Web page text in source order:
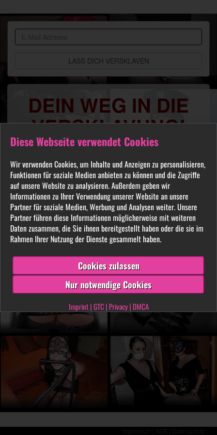
Diese Webseite verwendet Cookies
Wir verwenden Cookies, um Inhalte und Anzeigen zu personalisieren,
Funktionen für soziale Medien anbieten zu können und die Zugriffe
auf unsere Website zu analysieren. Außerdem geben wir
Informationen zu Ihrer Verwendung unserer Website an unsere
Partner für soziale Medien, Werbung und Analysen weiter. Unsere
Partner führen diese Informationen möglicherweise mit weiteren
Daten zusammen, die Sie ihnen bereitgestellt haben oder die sie im
Rahmen Ihrer Nutzung der Dienste gesammelt haben.
Cookies zulassen
Nur notwendige Cookies
Imprint|GTC | Privacy| DMCA
DEIN WEG IN DIE
VERSKLAVUNG!
Du sehnst Dich danach benutzt, manipuliert,
gequält oder ausgelacht zu werden? Jeder
FETISCH ist in unserer Community willkommen
und auch Du wirst hier Deine Herrin finden, die
Dich Schritt für Schritt in das Sklavenleben deiner
Träume führt. Lebe deine dunkelsten Fantasien
LIVE vor der Cam aus. Finde unter tausenden
privaten SM- und Fetischvideos deine dominante
Lady und genieße die Leidenschaft, die Leiden
schafft!